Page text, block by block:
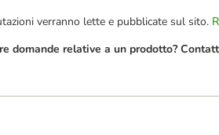
verranno lette e pubblicate sul sito.
domande relative a un prodotto?